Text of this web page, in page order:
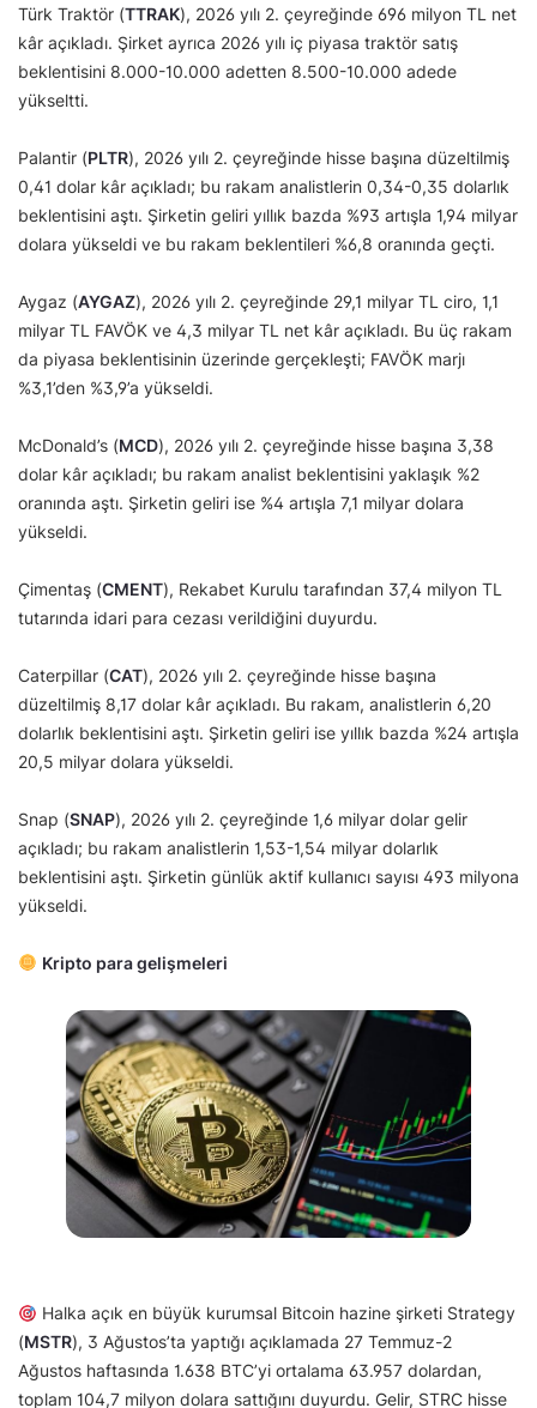
Türk Traktör (TTRAK), 2026 yılı 2. çeyreğinde 696 milyon TL net
kâr açıkladı. Şirket ayrıca 2026 yılı iç piyasa traktör satış
beklentisini 8.000-10.000 adetten 8.500-10.000 adede
yükseltti.
Palantir (PLTR), 2026 yılı 2. çeyreğinde hisse başına düzeltilmiş
0,41 dolar kâr açıkladı; bu rakam analistlerin 0,34-0,35 dolarlık
beklentisini aştı. Şirketin geliri yıllık bazda %93 artışla 1,94 milyar
dolara yükseldi ve bu rakam beklentileri %6,8 oranında geçti.
Aygaz (AYGAZ), 2026 yılı 2. çeyreğinde 29,1 milyar TL ciro, 1,1
milyar TL FAVÖK ve 4,3 milyar TL net kâr açıkladı. Bu üç rakam
da piyasa beklentisinin üzerinde gerçekleşti; FAVÖK marjı
%3,1’den %3,9’a yükseldi.
McDonald’s (MCD), 2026 yılı 2. çeyreğinde hisse başına 3,38
dolar kâr açıkladı; bu rakam analist beklentisini yaklaşık %2
oranında aştı. Şirketin geliri ise %4 artışla 7,1 milyar dolara
yükseldi.
Çimentaş (CMENT), Rekabet Kurulu tarafından 37,4 milyon TL
tutarında idari para cezası verildiğini duyurdu.
Caterpillar (CAT), 2026 yılı 2. çeyreğinde hisse başına
düzeltilmiş 8,17 dolar kâr açıkladı. Bu rakam, analistlerin 6,20
dolarlık beklentisini aştı. Şirketin geliri ise yıllık bazda %24 artışla
20,5 milyar dolara yükseldi.
Snap (SNAP), 2026 yılı 2. çeyreğinde 1,6 milyar dolar gelir
açıkladı; bu rakam analistlerin 1,53-1,54 milyar dolarlık
beklentisini aştı. Şirketin günlük aktif kullanıcı sayısı 493 milyona
yükseldi.
Kripto para gelişmeleri
Halka açık en büyük kurumsal Bitcoin hazine şirketi Strategy
(MSTR), 3 Ağustos’ta yaptığı açıklamada 27 Temmuz-2
Ağustos haftasında 1.638 BTC’yi ortalama 63.957 dolardan,
toplam 104,7 milyon dolara sattığını duyurdu. Gelir, STRC hisse